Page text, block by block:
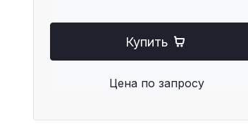
Купить
Цена по запросу